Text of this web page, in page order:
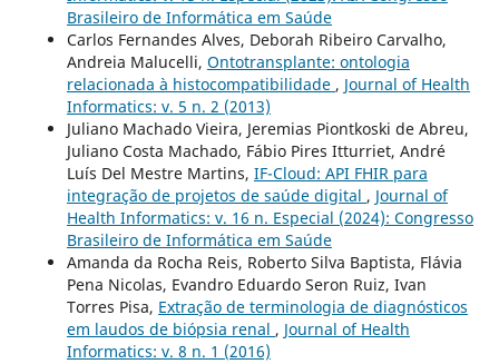
Brasileiro de Informática em Saúde
Carlos Fernandes Alves, Deborah Ribeiro Carvalho,
Andreia Malucelli, Ontotransplante: ontologia
relacionada à histocompatibilidade , Journal of Health
Informatics: v. 5 n. 2 (2013)
Juliano Machado Vieira, Jeremias Piontkoski de Abreu,
Juliano Costa Machado, Fábio Pires Itturriet, André
Luís Del Mestre Martins, IF-Cloud: API FHIR para
integração de projetos de saúde digital , Journal of
Health Informatics: v. 16 n. Especial (2024): Congresso
Brasileiro de Informática em Saúde
Amanda da Rocha Reis, Roberto Silva Baptista, Flávia
Pena Nicolas, Evandro Eduardo Seron Ruiz, Ivan
Torres Pisa, Extração de terminologia de diagnósticos
em laudos de biópsia renal , Journal of Health
Informatics: v. 8 n. 1 (2016)